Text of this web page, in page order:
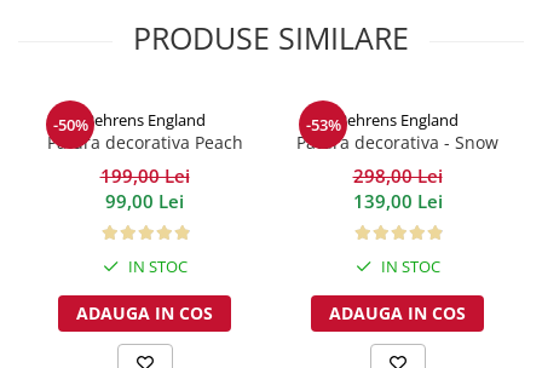
PRODUSE SIMILARE
-50%Behrens England
Patura decorativa Peach
Lifestyle
199,00 Lei
99,00 Lei
IN STOC
ADAUGA IN COS
-53%Behrens England
Patura decorativa - Snow
flakes
298,00 Lei
139,00 Lei
IN STOC
ADAUGA IN COS